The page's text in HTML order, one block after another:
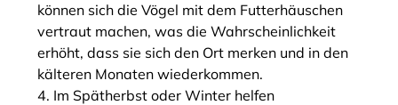
können sich die Vögel mit dem Futterhäuschen
vertraut machen, was die Wahrscheinlichkeit
erhöht, dass sie sich den Ort merken und in den
kälteren Monaten wiederkommen.
Im Spätherbst oder Winter helfen